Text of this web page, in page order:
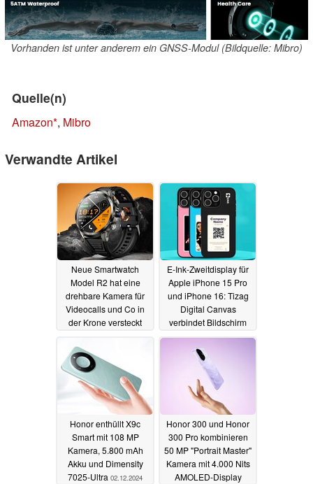
Vorhanden ist unter anderem ein GNSS-Modul (Bildquelle: Mibro)
Quelle(n)
Amazon , Mibro
Verwandte Artikel
Neue Smartwatch
Model R2 hat eine
drehbare Kamera für
Videocalls und Co in
der Krone versteckt
E-Ink-Zweitdisplay für
Apple iPhone 15 Pro
und iPhone 16: Tizag
Digital Canvas
verbindet Bildschirm
per NFC02.12.2024
Honor enthüllt X9c
Smart mit 108 MP
Kamera, 5.800 mAh
Akku und Dimensity
7025-Ultra 02.12.2024
Honor 300 und Honor
300 Pro kombinieren
50 MP "Portrait Master"
Kamera mit 4.000 Nits
AMOLED-Display